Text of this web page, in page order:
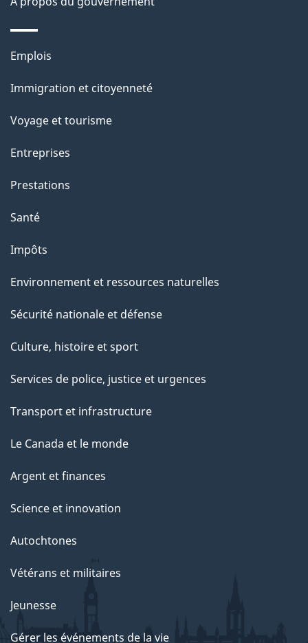
p
a
Thèmes
sujets
Emplois
Immigration et citoyenneté
Voyage et tourisme
Entreprises
Prestations
Santé
Impôts
Environnement et ressources naturelles
Sécurité nationale et défense
Culture, histoire et sport
Services de police, justice et urgences
Transport et infrastructure
Le Canada et le monde
Argent et finances
Science et innovation
Autochtones
Vétérans et militaires
Jeunesse
Gérer les événements de la vie